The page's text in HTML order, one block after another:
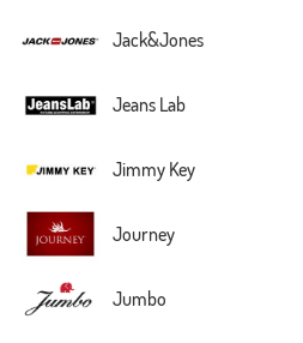
Jack&Jones
Jeans Lab
Jimmy Key
Journey
Jumbo